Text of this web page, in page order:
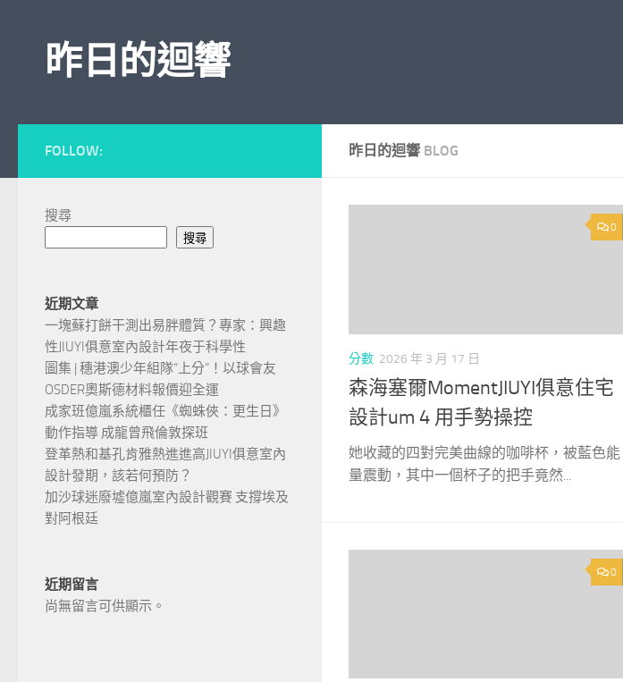
昨日的迴響
昨日的迴響 BLOG
0
分數 2026 年 3 月 17 日
森海塞爾MomentJIUYI俱意住宅
設計um 4 用手勢操控
她收藏的四對完美曲線的咖啡杯，被藍色能
量震動，其中一個杯子的把手竟然...
0
FOLLOW:
搜尋
搜尋
近期文章
一塊蘇打餅干測出易胖體質？專家：興趣
性JIUYI俱意室內設計年夜于科學性
圖集 | 穗港澳少年組隊“上分“！以球會友
OSDER奧斯德材料報價迎全運
成家班億嵐系統櫃任《蜘蛛俠：更生日》
動作指導 成龍曾飛倫敦探班
登革熱和基孔肯雅熱進進高JIUYI俱意室內
設計發期，該若何預防？
加沙球迷廢墟億嵐室內設計觀賽 支撐埃及
對阿根廷
近期留言
尚無留言可供顯示。